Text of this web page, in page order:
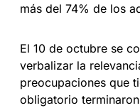
más del 74% de los
El 10 de octubre se
verbalizar la
preocupaciones que
obligatorio